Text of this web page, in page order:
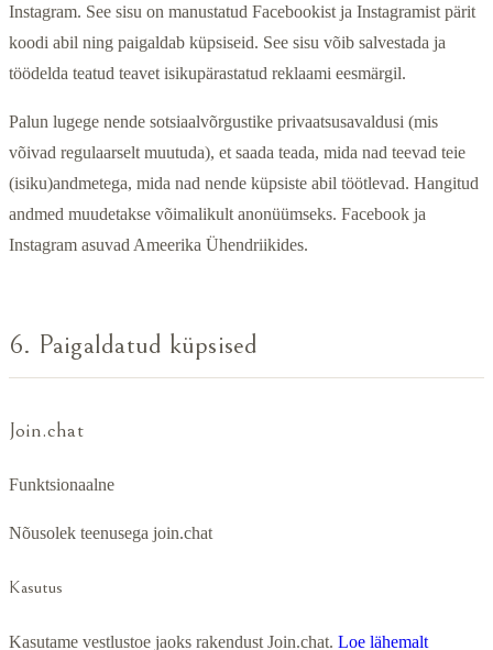
Instagram. See sisu on manustatud Facebookist ja Instagramist pärit
koodi abil ning paigaldab küpsiseid. See sisu võib salvestada ja
töödelda teatud teavet isikupärastatud reklaami eesmärgil.
Palun lugege nende sotsiaalvõrgustike privaatsusavaldusi (mis
võivad regulaarselt muutuda), et saada teada, mida nad teevad teie
(isiku)andmetega, mida nad nende küpsiste abil töötlevad. Hangitud
andmed muudetakse võimalikult anonüümseks. Facebook ja
Instagram asuvad Ameerika Ühendriikides.
6. Paigaldatud küpsised
Join.chat
Funktsionaalne
Nõusolek teenusega join.chat
Kasutus
Kasutame vestlustoe jaoks rakendust Join.chat. Loe lähemalt